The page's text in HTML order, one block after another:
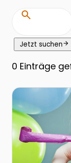
search
Jetzt suchenarrow_forward
0 Einträge
Zur